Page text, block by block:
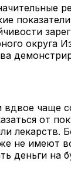
показатели
округа
вдвое чаще
от
лекарств.
не имеют
деньги на